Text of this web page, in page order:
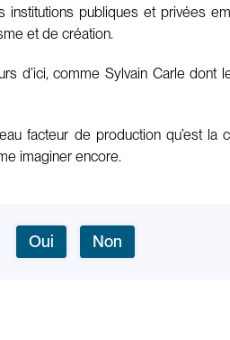
publiques et privées
et de création.
d’ici, comme Sylvain Carle dont
facteur de production qu’est la
imaginer encore.
Oui Non